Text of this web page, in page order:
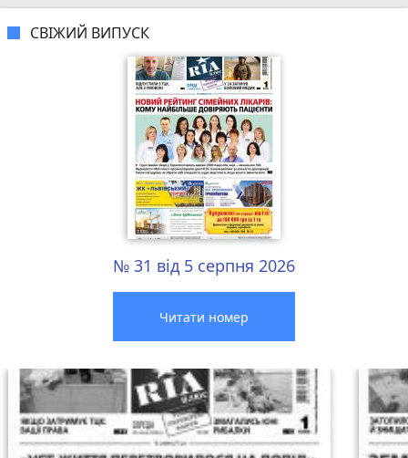
СВІЖИЙ ВИПУСК
№ 31 від 5 серпня 2026
Читати номер